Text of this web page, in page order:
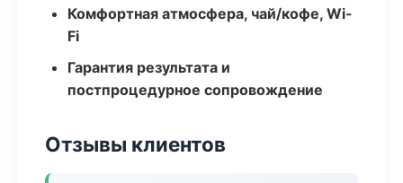
Комфортная атмосфера, чай/кофе, Wi-
Fi
Гарантия результата и
постпроцедурное сопровождение
Отзывы клиентов